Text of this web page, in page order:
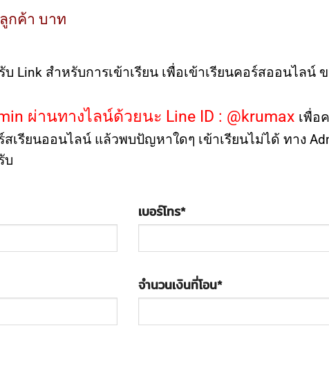
กค้า บาท
Link สำหรับการเข้าเรียน เพื่อเข้าเรียนคอร์สออนไลน์
ผ่านทางไลน์ด้วยนะ Line ID : @krumax เพื่อ
รียนออนไลน์ แล้วพบปัญหาใดๆ เข้าเรียนไม่ได้ ทาง
บ
เบอร์โทร*
จำนวนเงินที่โอน*